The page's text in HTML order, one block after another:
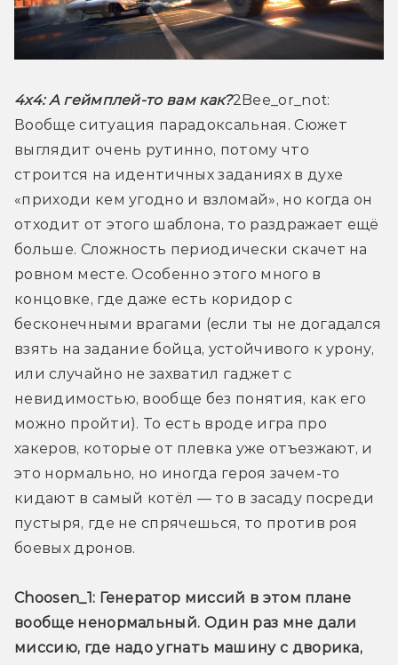
4x4: А геймплей-то вам как?2Bee_or_not:
Вообще ситуация парадоксальная. Сюжет
выглядит очень рутинно, потому что
строится на идентичных заданиях в духе
«приходи кем угодно и взломай», но когда он
отходит от этого шаблона, то раздражает ещё
больше. Сложность периодически скачет на
ровном месте. Особенно этого много в
концовке, где даже есть коридор с
бесконечными врагами (если ты не догадался
взять на задание бойца, устойчивого к урону,
или случайно не захватил гаджет с
невидимостью, вообще без понятия, как его
можно пройти). То есть вроде игра про
хакеров, которые от плевка уже отъезжают, и
это нормально, но иногда героя зачем-то
кидают в самый котёл — то в засаду посреди
пустыря, где не спрячешься, то против роя
боевых дронов.
Choosen_1: Генератор миссий в этом плане
вообще ненормальный. Один раз мне дали
миссию, где надо угнать машину с дворика,